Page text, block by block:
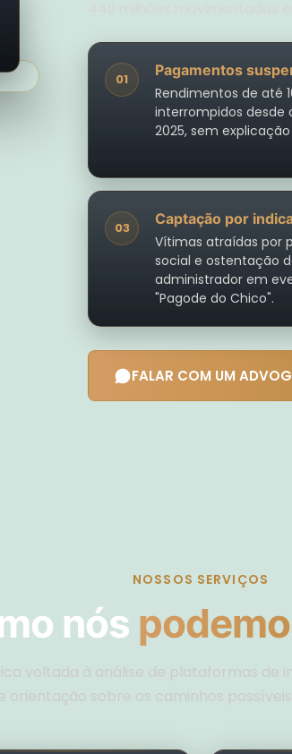
01
Pagamentos
Rendimentos de até
interrompidos desde
2025, sem
03
Captação por
Vítimas atraídas por
social e ostentação
administrador em
"Pagode do Chico".
FALAR COM UM
NOSSOS SERVIÇOS
nós
voltada à análise de plataformas de
orientação sobre os caminhos